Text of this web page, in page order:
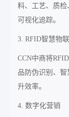
料、工艺、质
可视化追踪。
3. RFID智慧物联
CCN中商将
品防伪识别、
升效率。
4. 数字化营销